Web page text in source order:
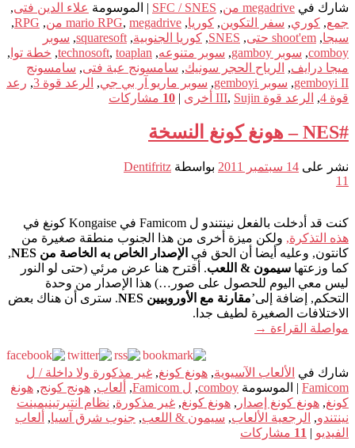
شارك في megadrive من ,
SFC / SNES
| الموسومة علاء الدين فتى,
جمع, كوري, سفر التكوين, كوريا,
mario RPG, megadrive من ,
RPG
,
سيجا, shoot'em حتى ,
SNES
, كوريا الجنوبية,
squaresoft
, سوبر
comboy
, سوبر gamboy , سوبر متنوعه,
technosoft, toaplan
, خطة توا ,
ميجا درايف, الرياح الحجر سونيك, سامسونج عبة فتى, سامسونج
gemboyi II
, سوبر gemboyi , سوبر ماريو آر بي جي, الرعد قوة 3 , رعد
قوة 4
, الرعد قوة III , Sujin أخرى |
10 مشاركات
#NES – هونغ كونغ النسخة
نشر على 14 سبتمبر 2011 بواسطة Dentifritz
11
كنت قد أدخلت بالفعل نينتندو ل Famicom في Kongaise كونغ في
هذه التذكرة, ولكن ميزة أخرى من هذا الجنوب منطقة صغيرة من
كانتون, وعليه أيضا أن الحق في الإصدار الخاص به الخاصة من NES
,
كما وزعتها سيمون & اللعب. أقترح هنا عرض مرئي (حتى لو النور
ليس معي اليوم للحصول على صور…) هذا الإصدار من وحدة
التحكم, إضافة إلى’مقارنة مع الأوروبيين NES
. سترى أن هناك بعض
الاختلافات الصغيرة لطيف جدا.
مواصلة القراءة →
شارك في الألعاب الآسيوية, هونغ كونغ, غير مذكورة ولا داخلة / ل
Famicom
| الموسومة comboy
, ل Famicom , ألعاب, هونج كونج, هونغ
كونغ, هونغ كونغ إصدار , هونغ كونغ, غير مذكورة, نظام انتيرتينيمينت
نينتندو, الرجعية الألعاب, سيمون & اللعب, جنوب شرق آسيا, ألعاب
الفيديو |
11 مشاركات